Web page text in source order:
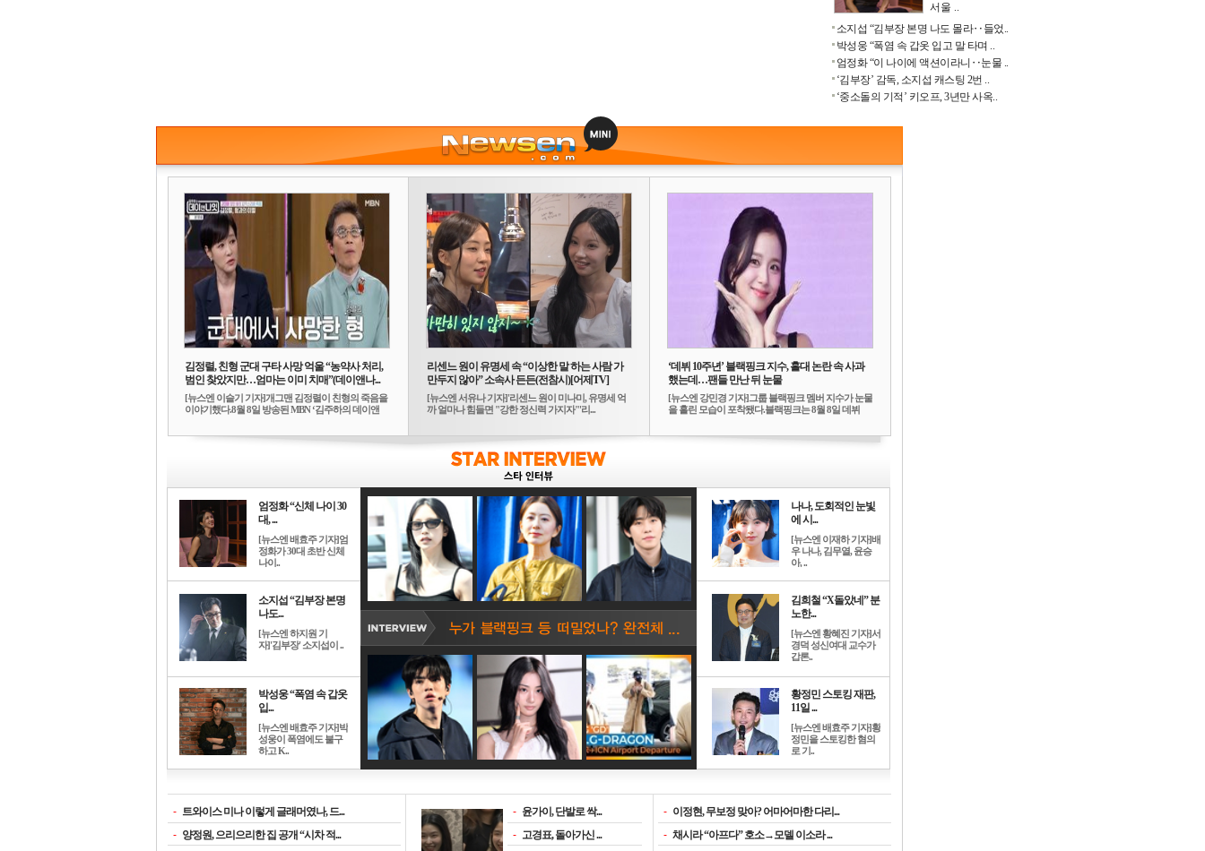
서울 ..
소지섭 “김부장 본명 나도 몰라‥들었..
박성웅 “폭염 속 갑옷 입고 말 타며 ..
엄정화 “이 나이에 액션이라니‥눈물 ..
‘김부장’ 감독, 소지섭 캐스팅 2번 ..
‘중소돌의 기적’ 키오프, 3년만 사옥..
김정렬, 친형 군대 구타 사망 억울 “농약사 처리,
범인 찾았지만…엄마는 이미 치매”(데이앤나...
[뉴스엔 이슬기 기자]개그맨 김정렬이 친형의 죽음을
이야기했다.8월 8일 방송된 MBN ‘김주하의 데이앤
리센느 원이 유명세 속 “이상한 말 하는 사람 가
만두지 않아” 소속사 든든(전참시)[어제TV]
[뉴스엔 서유나 기자]'리센느 원이 미나미, 유명세 억
까 얼마나 힘들면 "강한 정신력 가지자"'리...
‘데뷔 10주년’ 블랙핑크 지수, 홀대 논란 속 사과
했는데…팬들 만난 뒤 눈물
[뉴스엔 강민경 기자]그룹 블랙핑크 멤버 지수가 눈물
을 흘린 모습이 포착됐다.블랙핑크는 8월 8일 데뷔
엄정화 “신체 나이 30
대, ...
[뉴스엔 배효주 기자]엄
정화가 30대 초반 신체
나이..
소지섭 “김부장 본명
나도...
[뉴스엔 하지원 기
자]'김부장' 소지섭이 ..
박성웅 “폭염 속 갑옷
입...
[뉴스엔 배효주 기자]박
성웅이 폭염에도 불구
하고 K..
나나, 도회적인 눈빛
에 시...
[뉴스엔 이재하 기자]배
우 나나, 김무열, 윤승
아, ..
김희철 “X돌았네” 분
노한...
[뉴스엔 황혜진 기자]서
경덕 성신여대 교수가
갑론..
황정민 스토킹 재판,
11일 ...
[뉴스엔 배효주 기자]황
정민을 스토킹한 혐의
로 기..
- 트와이스 미나 이렇게 글래머였나, 드...
- 양정원, 으리으리한 집 공개 “시차 적...
- 윤가이, 단발로 싹...
- 고경표, 돌아가신 ...
- 이정현, 무보정 맞아? 어마어마한 다리...
- 채시라 “아프다” 호소→모델 이소라 ...